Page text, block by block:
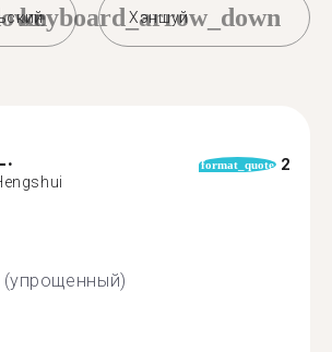
Хэншуй
keyboard_arrow_down
format_quote 2
(упрощенный)